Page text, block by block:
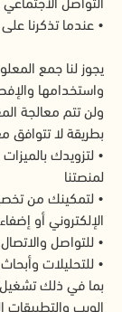
• عندما تذكرنا
يجوز لنا جمع
واستخدامها
ولن تتم معالجة
بطريقة لا تتوافق
• لتزويدك
لمنصتنا
• لتمكينك من
الإلكتروني أو
• للتواصل
• للتحليلات
بما في ذلك
الويب